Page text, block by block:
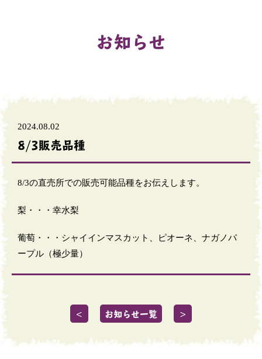
お知らせ
2024.08.02
8/3販売品種
8/3の直売所での販売可能品種をお伝えします。
梨・・・幸水梨
葡萄・・・シャイインマスカット、ピオーネ、ナガノパ
ープル（極少量）
＜ お知らせ一覧 ＞